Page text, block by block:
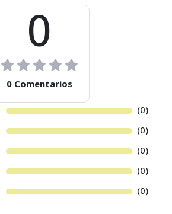
0
0 Comentarios
(0)
(0)
(0)
(0)
(0)